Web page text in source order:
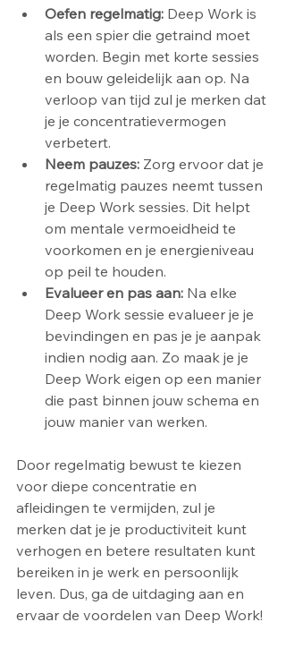
Oefen regelmatig: Deep Work is
als een spier die getraind moet
worden. Begin met korte sessies
en bouw geleidelijk aan op. Na
verloop van tijd zul je merken dat
je je concentratievermogen
verbetert.
Neem pauzes: Zorg ervoor dat je
regelmatig pauzes neemt tussen
je Deep Work sessies. Dit helpt
om mentale vermoeidheid te
voorkomen en je energieniveau
op peil te houden.
Evalueer en pas aan: Na elke
Deep Work sessie evalueer je je
bevindingen en pas je je aanpak
indien nodig aan. Zo maak je je
Deep Work eigen op een manier
die past binnen jouw schema en
jouw manier van werken.
Door regelmatig bewust te kiezen
voor diepe concentratie en
afleidingen te vermijden, zul je
merken dat je je productiviteit kunt
verhogen en betere resultaten kunt
bereiken in je werk en persoonlijk
leven. Dus, ga de uitdaging aan en
ervaar de voordelen van Deep Work!